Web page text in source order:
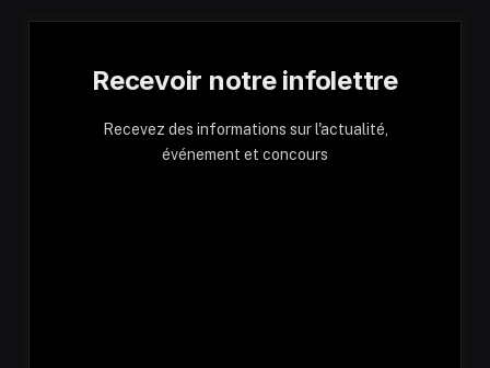
Recevoir notre infolettre
Recevez des informations sur l'actualité,
événement et concours